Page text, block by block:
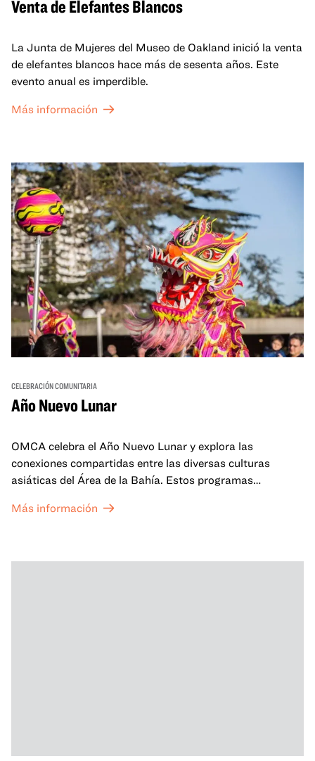
Venta de Elefantes Blancos
La Junta de Mujeres del Museo de Oakland inició la venta
de elefantes blancos hace más de sesenta años. Este
evento anual es imperdible.
Más información
CELEBRACIÓN COMUNITARIA
Año Nuevo Lunar
OMCA celebra el Año Nuevo Lunar y explora las
conexiones compartidas entre las diversas culturas
asiáticas del Área de la Bahía. Estos programas
celebran y honran las tradiciones del Año Nuevo Lunar a
un espacio para que nuestras comunidades AAPI se
Más información